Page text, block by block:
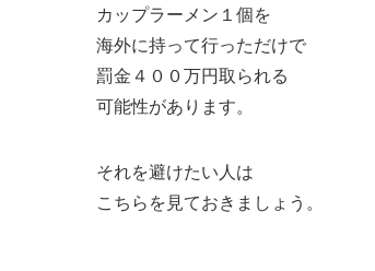
カップラーメン１個を
海外に持って行っただけで
罰金４００万円取られる
可能性があります。
それを避けたい人は
こちらを見ておきましょう。